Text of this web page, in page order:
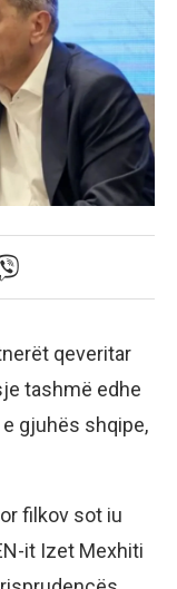
qeveritar
tashmë edhe
gjuhës shqipe,
filkov sot iu
it Izet Mexhiti